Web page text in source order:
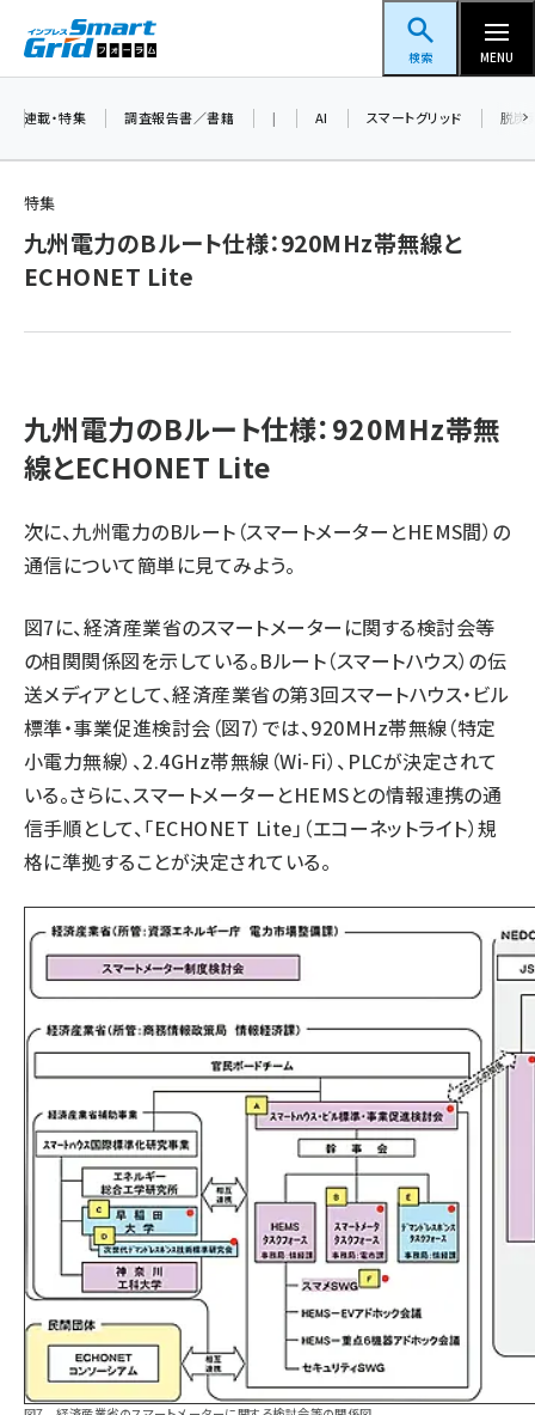
ン
スマートグリッドフォーラム
検索 MENU
蓄電池 (396)
ngn (275)
aitras (180)
タンデム (145)
連載・特集 調査報告書／書籍 | AI スマートグリッド 脱炭
特集
九州電力のBルート仕様：920MHz帯無線と
ECHONET Lite
九州電力のBルート仕様：920MHz帯無
線とECHONET Lite
次に、九州電力のBルート（スマートメーターとHEMS間）の
通信について簡単に見てみよう。
図7に、経済産業省のスマートメーターに関する検討会等
の相関関係図を示している。Bルート（スマートハウス）の伝
送メディアとして、経済産業省の第3回スマートハウス・ビル
標準・事業促進検討会（図7）では、920MHz帯無線（特定
小電力無線）、2.4GHz帯無線（Wi-Fi）、PLCが決定されて
いる。さらに、スマートメーターとHEMSとの情報連携の通
信手順として、「ECHONET Lite」（エコーネットライト）規
格に準拠することが決定されている。